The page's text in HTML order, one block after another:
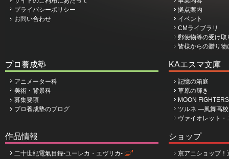
プライバシーポリシー
お問い合わせ
拠点案内
イベント
CMライブラリ
郵便物等の受け取
皆様からの贈り
プロ養成塾
アニメーター科
美術・背景科
募集要項
プロ養成塾のブログ
KAエスマ文庫
記憶の箱庭
草原の輝き
MOON
ツルネ ―風舞高
ヴァイオレット
作品情報
二十世紀電氣目録-ユーレカ・エヴリカ-
ショップ
京アニショップ！